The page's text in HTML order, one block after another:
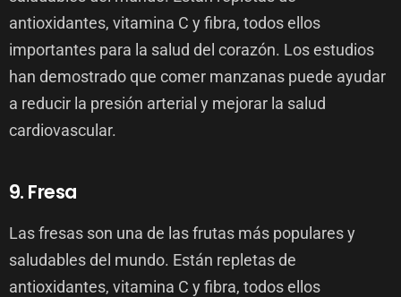
antioxidantes, vitamina C y fibra, todos ellos
importantes para la salud del corazón. Los estudios
han demostrado que comer manzanas puede ayudar
a reducir la presión arterial y mejorar la salud
cardiovascular.
9. Fresa
Las fresas son una de las frutas más populares y
saludables del mundo. Están repletas de
antioxidantes, vitamina C y fibra, todos ellos